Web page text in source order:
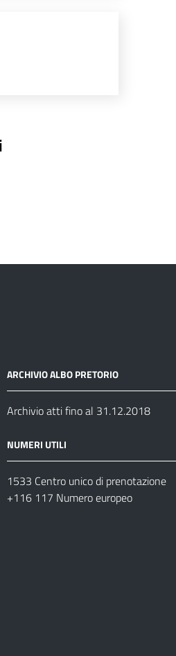
ARCHIVIO ALBO PRETORIO
Archivio atti fino al 31.12.2018
NUMERI UTILI
1533 Centro unico di prenotazione
+116 117 Numero europeo